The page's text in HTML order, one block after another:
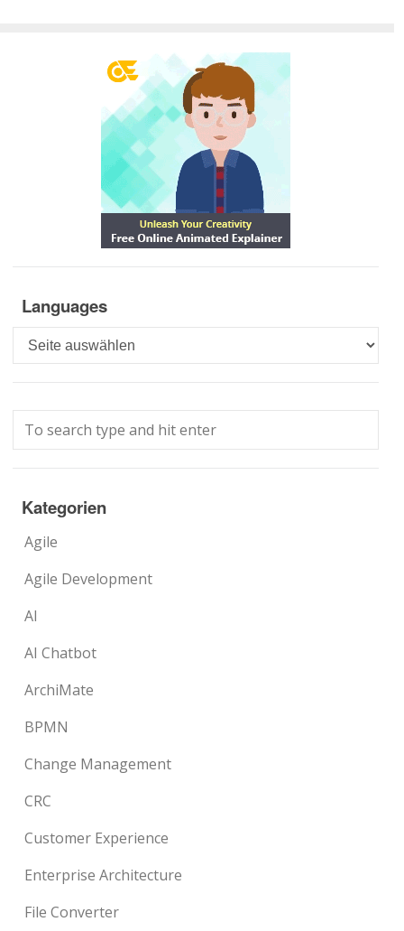
Languages
Languages
Kategorien
Agile
Agile Development
AI
AI Chatbot
ArchiMate
BPMN
Change Management
CRC
Customer Experience
Enterprise Architecture
File Converter